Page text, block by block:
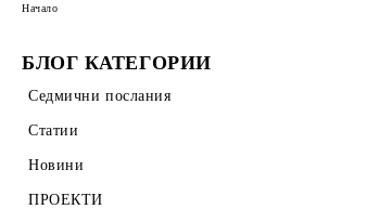
БЛОГ КАТЕГОРИИ
Седмични послания
Статии
Новини
ПРОЕКТИ
Начало